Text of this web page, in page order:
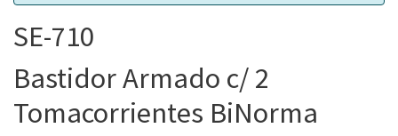
SE-710
Bastidor Armado c/ 2
Tomacorrientes BiNorma